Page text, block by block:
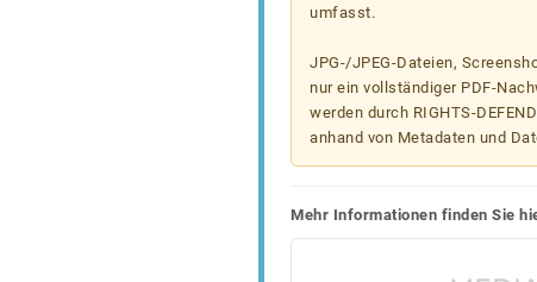
umfasst.
JPG-/JPEG-Dateien,
nur ein vollständiger PDF-
werden durch RIGHTS-
anhand von Metadaten und
Mehr Informationen finden Sie